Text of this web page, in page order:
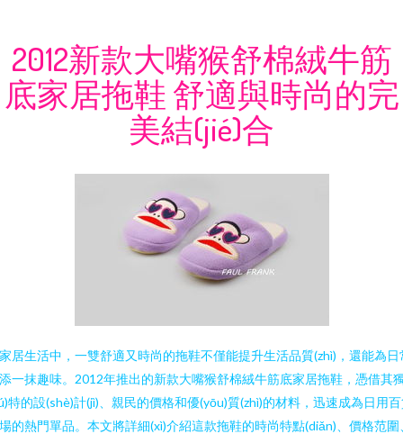
2012新款大嘴猴舒棉絨牛筋
底家居拖鞋 舒適與時尚的完
美結(jié)合
居生活中，一雙舒適又時尚的拖鞋不僅能提升生活品質(zhì)，還能為日
一抹趣味。2012年推出的新款大嘴猴舒棉絨牛筋底家居拖鞋，憑借其
特的設(shè)計(jì)、親民的價格和優(yōu)質(zhì)的材料，迅速成為日用
的熱門單品。本文將詳細(xì)介紹這款拖鞋的時尚特點(diǎn)、價格范圍